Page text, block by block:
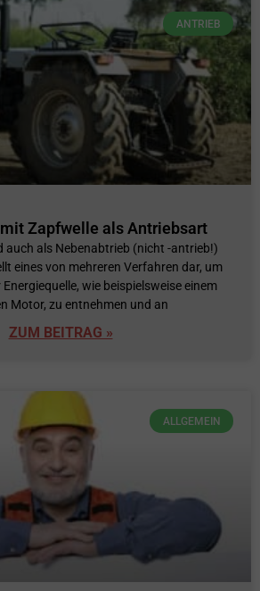
ANTRIEB
Zapfwelle als Antriebsart
auch als Nebenabtrieb (nicht -antrieb!)
eines von mehreren Verfahren dar, um
wie beispielsweise einem
Motor, zu entnehmen und an
ZUM BEITRAG »
ALLGEMEIN